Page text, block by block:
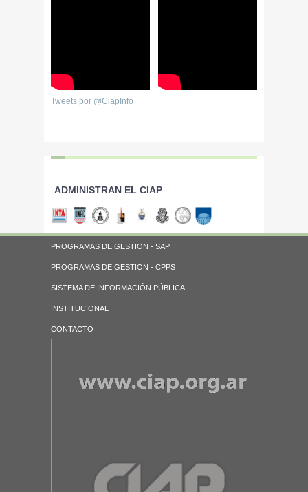
Tweets por @CiapInfo
ADMINISTRAN EL CIAP
PROGRAMAS DE GESTION - SAP
PROGRAMAS DE GESTION - CPPS
SISTEMA DE INFORMACIÓN PÚBLICA
INSTITUCIONAL
CONTACTO